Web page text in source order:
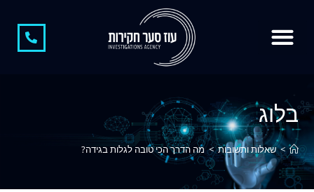
בלוג
> שאלות ותשובות > מה הדרך הכי טובה לגלות בגידה?